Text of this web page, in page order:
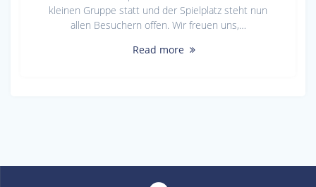
kleinen Gruppe statt und der Spielplatz steht nun
allen Besuchern offen. Wir freuen uns,…
Read more